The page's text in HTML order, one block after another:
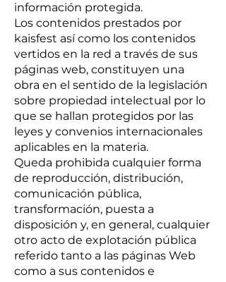
información protegida.
Los contenidos prestados por
kaisfest así como los contenidos
vertidos en la red a través de sus
páginas web, constituyen una
obra en el sentido de la legislación
sobre propiedad intelectual por lo
que se hallan protegidos por las
leyes y convenios internacionales
aplicables en la materia.
Queda prohibida cualquier forma
de reproducción, distribución,
comunicación pública,
transformación, puesta a
disposición y, en general, cualquier
otro acto de explotación pública
referido tanto a las páginas Web
como a sus contenidos e